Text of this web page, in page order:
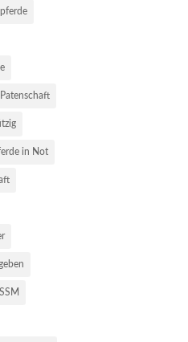
Patenschaft
in Not